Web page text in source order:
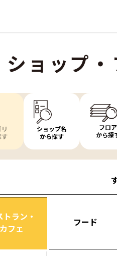
ショップ
す
ショップ名
から探す
フロア
から探
トラン・
カフェ
フード